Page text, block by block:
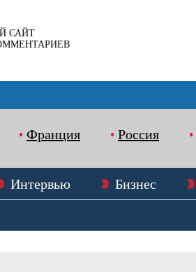
САЙТ
Франция Россия
Интервью Бизнес